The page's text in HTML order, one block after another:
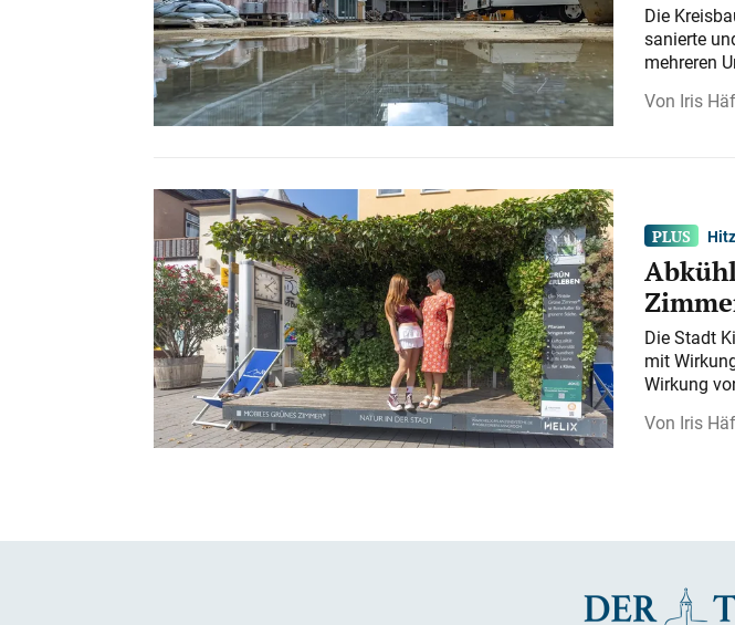
Die
sanierte
mehreren
Iris
Die Stadt
mit
Wirkung
Iris